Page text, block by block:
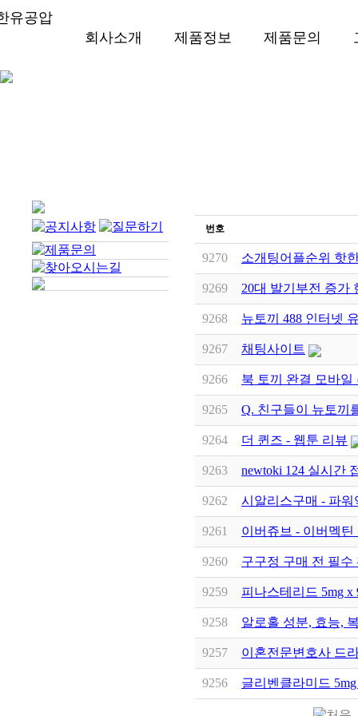
회사소개 제품정보 제품문의
번호
9270 소개팅어플순위 핫
9269 20대 발기부전 증가
9268 뉴토끼 488 인터넷
9267 채팅사이트
9266 북 토끼 완결 모바
9265 Q. 친구들이 뉴토끼
9264 더 퀸즈 - 웹툰 리뷰
9263 newtoki 124 실시간
9262 시알리스구매 - 파워
9261 이버쥬브 - 이버멕
9260 구구정 구매 전 필
9259 피나스테리드 5mg
9258 알로홀 성분, 효능,
9257 이혼전문변호사 드
9256 글리벤클라미드